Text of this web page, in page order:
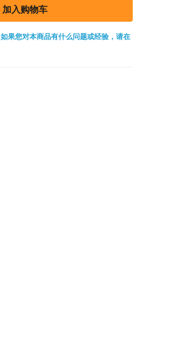
加入购物车
如果您对本商品有什么问题或经验，请在